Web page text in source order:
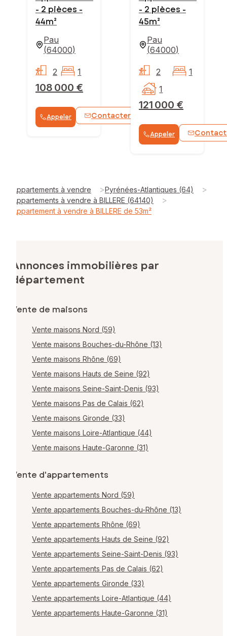
- 2 pièces -
44m²
Pau
(64000)
108 000 €
2 1
Appeler Contacter
- 2 pièces -
45m²
Pau
(64000)
121 000 €
2
1
1
Appeler
Appartements à vendre >Pyrénées-Atlantiques (64) >
Appartements à vendre à BILLERE (64140) >
Appartement à vendre à BILLERE de 53m²
Annonces immobilières par
département
Vente de maisons
Vente maisons Nord (59)
Vente maisons Bouches-du-Rhône (13)
Vente maisons Rhône (69)
Vente maisons Hauts de Seine (92)
Vente maisons Seine-Saint-Denis (93)
Vente maisons Pas de Calais (62)
Vente maisons Gironde (33)
Vente maisons Loire-Atlantique (44)
Vente maisons Haute-Garonne (31)
Vente d'appartements
Vente appartements Nord (59)
Vente appartements Bouches-du-Rhône (13)
Vente appartements Rhône (69)
Vente appartements Hauts de Seine (92)
Vente appartements Seine-Saint-Denis (93)
Vente appartements Pas de Calais (62)
Vente appartements Gironde (33)
Vente appartements Loire-Atlantique (44)
Vente appartements Haute-Garonne (31)